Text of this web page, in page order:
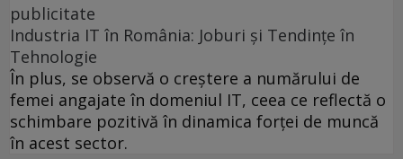
publicitate
Industria IT în România: Joburi și Tendințe în
Tehnologie
În plus, se observă o creștere a numărului de
femei angajate în domeniul IT, ceea ce reflectă o
schimbare pozitivă în dinamica forței de muncă
în acest sector.